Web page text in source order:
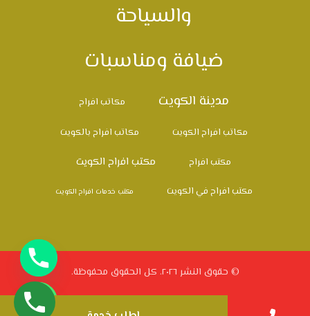
والسياحة
ضيافة ومناسبات
مدينة الكويت مكاتب افراح
مكاتب افراح الكويت مكاتب افراح بالكويت
مكتب افراح مكتب افراح الكويت
مكتب افراح في الكويت مكتب خدمات افراح الكويت
© حقوق النشر ٢٠٢٦. كل الحقوق محفوظة.